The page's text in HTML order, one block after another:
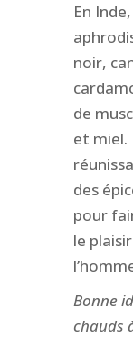
En
noir,
de
et miel.
des
pour
le
Bonne
chauds